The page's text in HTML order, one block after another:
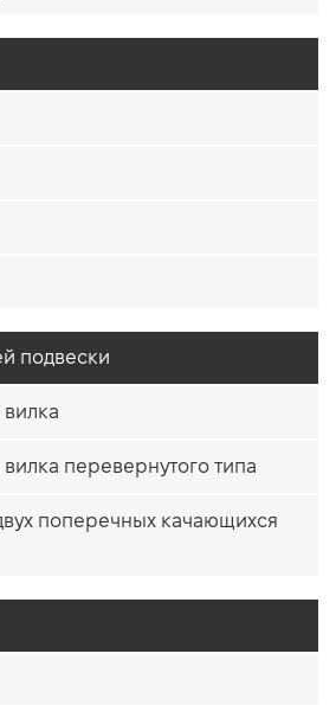
подвески
перевернутого типа
поперечных качающихся